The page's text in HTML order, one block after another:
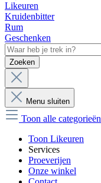
Likeuren
Kruidenbitter
Rum
Geschenken
Zoeken
Menu sluiten
Toon alle categorieën
Toon Likeuren
Services
Proeverijen
Onze winkel